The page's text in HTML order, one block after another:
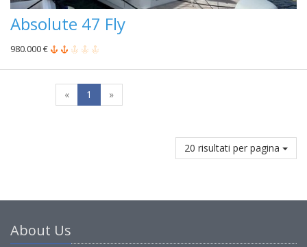
Absolute 47 Fly
980.000 €
« 1 »
20 risultati per pagina
About Us